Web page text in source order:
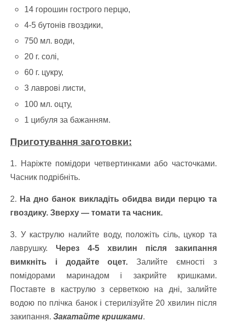
14 горошин гострого перцю,
4‑5 бутонів гвоздики,
750 мл. води,
20 г. солі,
60 г. цукру,
3 лаврові листи,
100 мл. оцту,
1 цибуля за бажанням.
Приготування заготовки:
1. Наріжте помідори четвертинками або часточками.
Часник подрібніть.
2. На дно банок викладіть обидва види перцю та
гвоздику. Зверху — томати та часник.
3. У каструлю налийте воду, положіть сіль, цукор та
лаврушку. Через 4-5 хвилин після закипання
вимкніть і додайте оцет. Залийте ємності з
помідорами маринадом і закрийте кришками.
Поставте в каструлю з серветкою на дні, залийте
водою по плічка банок і стерилізуйте 20 хвилин після
закипання. Закатайте кришками.